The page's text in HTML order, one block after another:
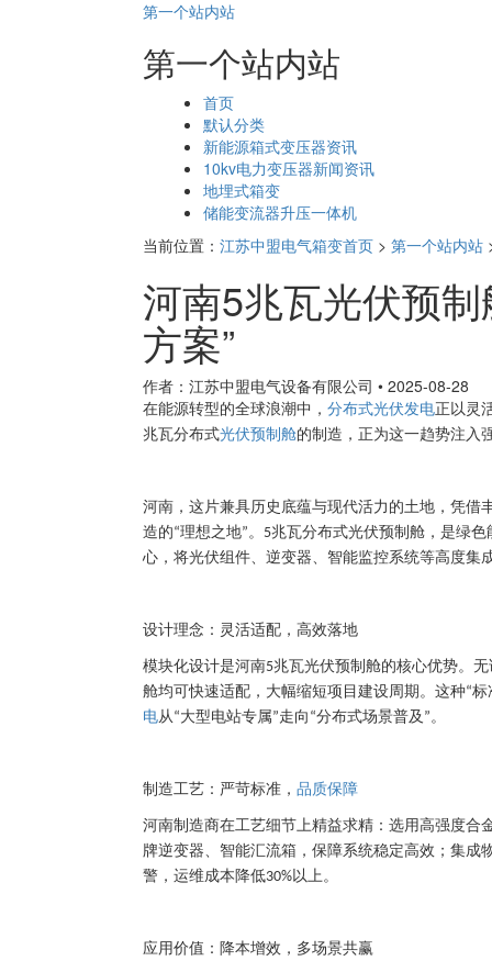
第一个站内站
第一个站内站
首页
默认分类
新能源箱式变压器资讯
10kv电力变压器新闻资讯
地埋式箱变
储能变流器升压一体机
当前位置： 江苏中盟电气箱变首页 > 第一个站内站
河南5兆瓦光伏预
方案”
作者：江苏中盟电气设备有限公司 • 2025-08-28
在能源转型的全球浪潮中， 分布式光伏发电正以灵
兆瓦分布式光伏预制舱的制造，正为这一趋势注入
河南，这片兼具历史底蕴与现代活力的土地，凭借
造的“理想之地”。 5兆瓦分布式光伏预制舱，是绿
心，将光伏组件、逆变器、智能监控系统等高度集
设计理念：灵活适配，高效落地
模块化设计是河南5兆瓦光伏预制舱的核心优势。
舱均可快速适配，大幅缩短项目建设周期。这种“标
电从“大型电站专属”走向 “分布式场景普及 ”。
制造工艺：严苛标准， 品质保障
河南制造商在工艺细节上精益求精：选用高强度合
牌逆变器、智能汇流箱，保障系统稳定高效；集
警，运维成本降低30%以上。
应用价值：降本增效，多场景共赢